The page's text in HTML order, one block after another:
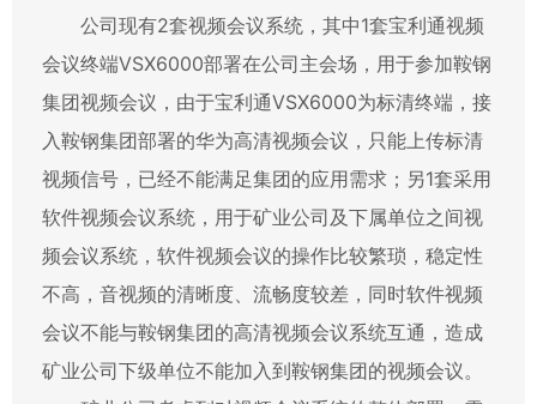
公司现有2套视频会议系统，其中1套宝利通视频
会议终端VSX6000部署在公司主会场，用于参加鞍钢
集团视频会议，由于宝利通VSX6000为标清终端，接
入鞍钢集团部署的华为高清视频会议，只能上传标清
视频信号，已经不能满足集团的应用需求；另1套采用
软件视频会议系统，用于矿业公司及下属单位之间视
频会议系统，软件视频会议的操作比较繁琐，稳定性
不高，音视频的清晰度、流畅度较差，同时软件视频
会议不能与鞍钢集团的高清视频会议系统互通，造成
矿业公司下级单位不能加入到鞍钢集团的视频会议。